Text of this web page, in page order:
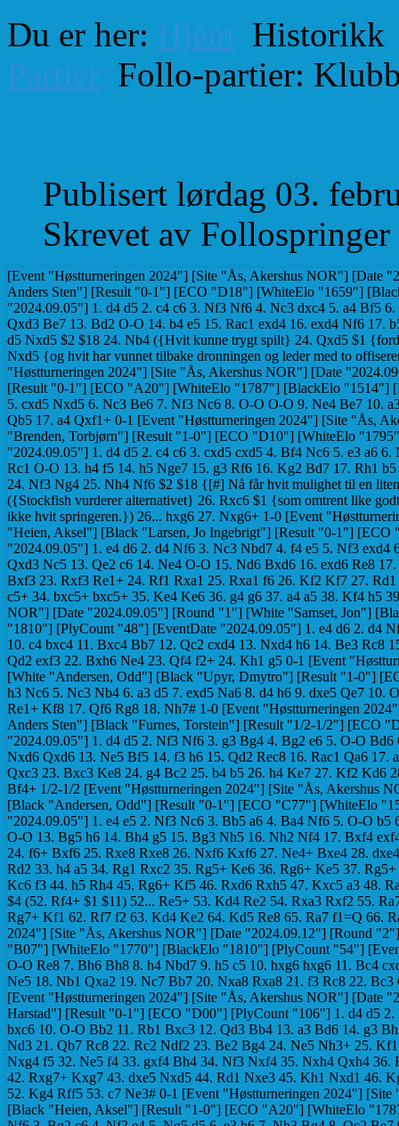
Du er her: Hjem Historikk
Partier Follo-partier:
Publisert lørdag 03.
Skrevet av Follospringer
[Event "Høstturneringen 2024"] [Site "Ås, Akershus NOR"] [Date "2024.09.05"] [Round "1"] [White "Innset-Ekkje, Amandus"] [Black "Johansen, Anders Sten"] [Result "0-1"] [ECO "D18"] [WhiteElo "1659"] [BlackElo "1818"] [Annotator "Furnes,Torstein"] [PlyCount "56"] [EventDate "2024.09.05"] 1. d4 d5 2. c4 c6 3. Nf3 Nf6 4. Nc3 dxc4 5. a4 Bf5 6. e3 e6 7. Bxc4 Nbd7 8. O-O Qc7 9. Re1 Ne4 10. Nxe4 Bxe4 11. Bd3 Bxd3 12. Qxd3 Be7 13. Bd2 O-O 14. b4 e5 15. Rac1 exd4 16. exd4 Nf6 17. b5 Nd5 18. bxc6 bxc6 19. Qc4 Rac8 20. Ne5 Bd6 21. Nxc6 Nb6 22. Qb3 Qd7 23. d5 Nxd5 $2 $18 24. Nb4 ({Hvit kunne trygt spilt} 24. Qxd5 $1 {fordi løperofferet} Bxh2+ $2 {fungerer ikke pga} 25. Kxh2 Qxd5 26. Ne7+ Kh8 27. Nxd5 {og hvit har vunnet tilbake dronningen og leder med to offiserer.}) 24... Nxb4 25. Bxb4 Rb8 26. Re4 a5 27. Qe3 Bxb4 28. Qg5 Bd2 0-1 [Event "Høstturneringen 2024"] [Site "Ås, Akershus NOR"] [Date "2024.09.05"] [Round "1"] [White "Lea, Per"] [Black "Hedman, Viktor Mattias Larøi"] [Result "0-1"] [ECO "A20"] [WhiteElo "1787"] [BlackElo "1514"] [PlyCount "34"] [EventDate "2024.09.05"] 1. c4 e5 2. g3 Nf6 3. Bg2 Bc5 4. e3 d5 5. cxd5 Nxd5 6. Nc3 Be6 7. Nf3 Nc6 8. O-O O-O 9. Ne4 Be7 10. a3 f5 11. Nc3 e4 12. Nxd5 Bxd5 13. Ne1 Bc4 14. Nc2 Bb3 15. f3 Qd3 16. Ne1 Qb5 17. a4 Qxf1+ 0-1 [Event "Høstturneringen 2024"] [Site "Ås, Akershus NOR"] [Date "2024.09.05"] [Round "1"] [White "Furnes, Torstein"] [Black "Brenden, Torbjørn"] [Result "1-0"] [ECO "D10"] [WhiteElo "1795"] [BlackElo "1758"] [Annotator "Furnes,Torstein"] [PlyCount "53"] [EventDate "2024.09.05"] 1. d4 d5 2. c4 c6 3. cxd5 cxd5 4. Bf4 Nc6 5. e3 a6 6. Nf3 e6 7. Nc3 Bb4 8. Bd3 Nge7 9. O-O Ng6 10. Bg3 Bd6 11. Bxd6 Qxd6 12. Rc1 O-O 13. h4 f5 14. h5 Nge7 15. g3 Rf6 16. Kg2 Bd7 17. Rh1 b5 18. Ne2 Kh8 19. Nf4 Ng8 20. Ng5 Nh6 21. Be2 Rc8 22. Qd3 Qe7 23. Rc5 Rff8 24. Nf3 Ng4 25. Nh4 Nf6 $2 $18 {[#] Nå får hvit mulighet til en liten kombinasjon som vinner dronning og bonde for to springere.} 26. Nhg6+ $1 ({Stockfish vurderer alternativet} 26. Rxc6 $1 {som omtrent like godt. Poenget er at etter} Rxc6 27. Nhg6+ hxg6 28. Nxg6+ Kh7 29. Nxe7 {så mister ikke hvit springeren.}) 26... hxg6 27. Nxg6+ 1-0 [Event "Høstturneringen 2024] [Site "Ås, Akershus NOR"] [Date "2024.09.05"] [Round "1"] [White "Heien, Aksel"] [Black "Larsen, Jo Ingebrigt"] [Result "0-1"] [ECO "E65"] [WhiteElo "1557"] [BlackElo "1770"] [PlyCount "80"] [EventDate "2024.09.05"] 1. e4 d6 2. d4 Nf6 3. Nc3 Nbd7 4. f4 e5 5. Nf3 exd4 6. Nxd4 Nc5 7. Bd3 Bg4 8. Nf3 Be7 9. e5 dxe5 10. fxe5 Nfd7 11. Bf4 Nxd3+ 12. Qxd3 Nc5 13. Qe2 c6 14. Ne4 O-O 15. Nd6 Bxd6 16. exd6 Re8 17. Be3 Qxd6 18. O-O Re4 19. Bxc5 Qxc5+ 20. Qf2 Qxf2+ 21. Rxf2 Rae8 22. h3 Bxf3 23. Rxf3 Re1+ 24. Rf1 Rxa1 25. Rxa1 f6 26. Kf2 Kf7 27. Rd1 Ke7 28. Re1+ Kd7 29. Rxe8 Kxe8 30. Ke3 Ke7 31. Kd4 Kd6 32. b4 b6 33. c4 c5+ 34. bxc5+ bxc5+ 35. Ke4 Ke6 36. g4 g6 37. a4 a5 38. Kf4 h5 39. h4 hxg4 40. Kxg4 Ke5 0-1 [Event "Høstturneringen 2024"] [Site "Ås, Akershus NOR"] [Date "2024.09.05"] [Round "1"] [White "Samset, Jon"] [Black "Arvola, Daniel"] [Result "0-1"] [ECO "B08"] [WhiteElo "1607"] [BlackElo "1810"] [PlyCount "48"] [EventDate "2024.09.05"] 1. e4 d6 2. d4 Nf6 3. Bd3 g6 4. Nf3 Bg7 5. O-O O-O 6. Bg5 Nbd7 7. Nc3 c5 8. Ne2 a6 9. Ng3 b5 10. c4 bxc4 11. Bxc4 Bb7 12. Qc2 cxd4 13. Nxd4 h6 14. Be3 Rc8 15. Qb3 Nc5 16. Qc2 Ncxe4 17. Qd3 d5 18. Bb3 e5 19. Nf3 Nxg3 20. fxg3 e4 21. Qd2 exf3 22. Bxh6 Ne4 23. Qf4 f2+ 24. Kh1 g5 0-1 [Event "Høstturneringen 2024"] [Site "Ås, Akershus NOR"] [Date "2024.09.05"] [Round "1"] [White "Andersen, Odd"] [Black "Upyr, Dmytro"] [Result "1-0"] [ECO "C41"] [WhiteElo "1789"] [PlyCount "35"] 1. e4 e5 2. Nf3 d6 3. Bc4 Qf6 4. h3 Nc6 5. Nc3 Nb4 6. a3 d5 7. exd5 Na6 8. d4 h6 9. dxe5 Qe7 10. O-O h5 11. Ng5 Nh6 12. d6 Qd7 13. Qxh5 g6 14. Qf3 cxd6 15. exd6 Bxd6 16. Re1+ Kf8 17. Qf6 Rg8 18. Nh7# 1-0 [Event "Høstturneringen 2024"] [Site "Ås, Akershus NOR"] [Date "2024.09.12"] [Round "2"] [White "Johansen, Anders Sten"] [Black "Furnes, Torstein"] [Result "1/2-1/2"] [ECO "D11"] [WhiteElo "1818"] [BlackElo "1795"] [PlyCount "67"] [EventDate "2024.09.05"] 1. d4 d5 2. Nf3 Nf6 3. g3 Bg4 4. Bg2 e6 5. O-O Bd6 6. c4 c6 7. b3 O-O 8. Bb2 Nbd7 9. Nc3 Re8 10. cxd5 cxd5 11. Nb5 Qb6 12. Nxd6 Qxd6 13. Ne5 Bf5 14. f3 h6 15. Qd2 Rec8 16. Rac1 Qa6 17. a3 Qb5 18. Nxd7 Qxd7 19. Rxc8+ Rxc8 20. Rc1 Kf8 21. Rxc8+ Qxc8 22. Qc3 Qxc3 23. Bxc3 Ke8 24. g4 Bc2 25. b4 b5 26. h4 Ke7 27. Kf2 Kd6 28. g5 hxg5 29. hxg5 Nd7 30. e4 Nb6 31. Bd2 Nc4 32. Bf4+ Ke7 33. Bc1 Kd6 34. Bf4+ 1/2-1/2 [Event "Høstturneringen 2024"] [Site "Ås, Akershus NOR"] [Date